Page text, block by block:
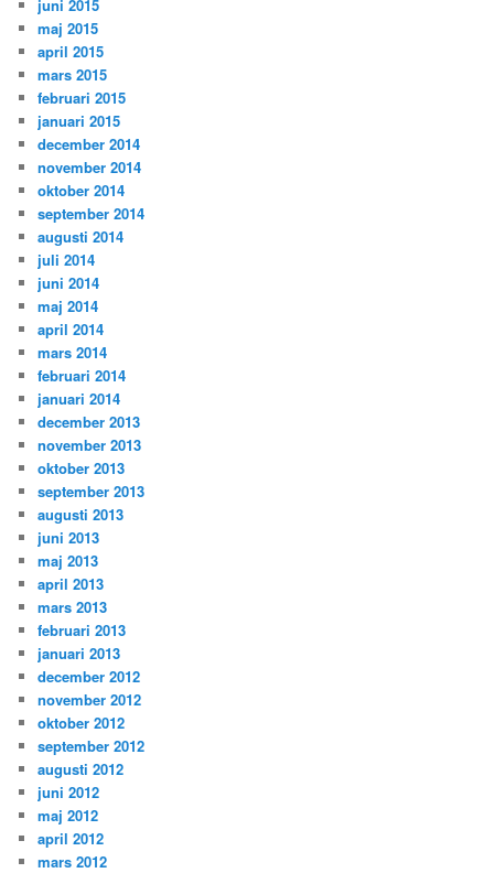
juni 2015
maj 2015
april 2015
mars 2015
februari 2015
januari 2015
december 2014
november 2014
oktober 2014
september 2014
augusti 2014
juli 2014
juni 2014
maj 2014
april 2014
mars 2014
februari 2014
januari 2014
december 2013
november 2013
oktober 2013
september 2013
augusti 2013
juni 2013
maj 2013
april 2013
mars 2013
februari 2013
januari 2013
december 2012
november 2012
oktober 2012
september 2012
augusti 2012
juni 2012
maj 2012
april 2012
mars 2012